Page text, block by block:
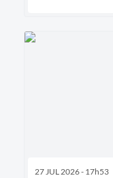
27 JUL 2026 - 17h53